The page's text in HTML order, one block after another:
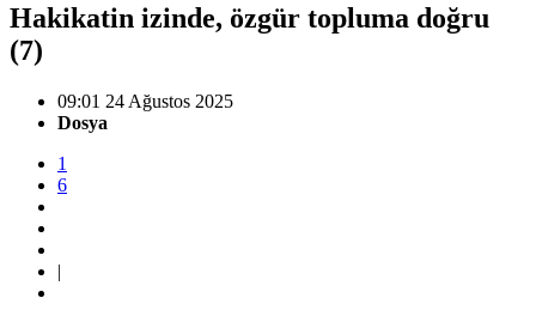
Hakikatin izinde, özgür topluma doğru
(7)
09:01 24 Ağustos 2025
Dosya
1
6
|